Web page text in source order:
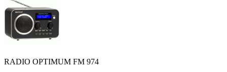
RADIO OPTIMUM FM 974